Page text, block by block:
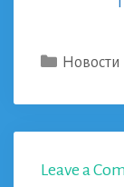
Categories
Новости
Leave a